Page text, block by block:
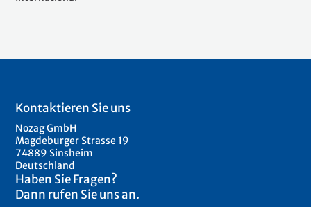
Kontaktieren Sie uns
Nozag GmbH
Magdeburger Strasse 19
74889 Sinsheim
Deutschland
Haben Sie Fragen?
Dann rufen Sie uns an.